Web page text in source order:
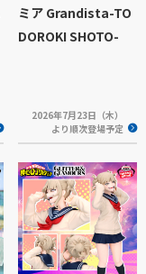
ミア Grandista-TO
DOROKI SHOTO-
2026年7月23日（木）
より順次登場予定